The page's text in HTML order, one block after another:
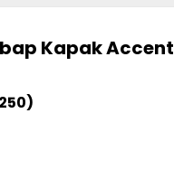
Kapak Accent